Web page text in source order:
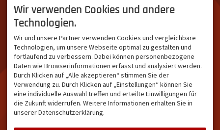
Teil des Oberallgäus. Es
verbindet die Tourismus-
Destinationen Oberstdorf,
Kleinwalsertal und beliebte
Urlaubsziele wie die
Hörnerdörfer, Alpsee-
Grünten, Oberstaufen oder
Wertach im Allgäu.
Oberstdorf.
Unser Ziel ist ein attraktives
Leistungsträger im
südlichen Oberallgäu eine
starke Plattform bietet.
NETZWERK & REICHWEITE
ca. 36.700 Abos bei
Wir verwenden Cookies und andere
Technologien.
Wir und unsere Partner verwenden Cookies und vergleichbare
Technologien, um unsere Webseite optimal zu gestalten und
fortlaufend zu verbessern. Dabei können personenbezogene
Daten wie Browserinformationen erfasst und analysiert werden.
Durch Klicken auf „Alle akzeptieren“ stimmen Sie der
Verwendung zu. Durch Klicken auf „Einstellungen“ können Sie
eine individuelle Auswahl treffen und erteilte Einwilligungen für
die Zukunft widerrufen. Weitere Informationen erhalten Sie in
unserer Datenschutzerklärung.